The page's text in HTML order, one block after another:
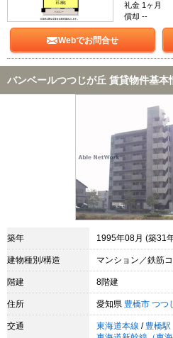
礼金 1ヶ月
償却 --
Webでお問合せ
バンベールつつじが丘 賃貸物件基本
築年 1995年08月 (築31
建物種別/構造 マンション／鉄筋
階建 8階建
住所 愛知県 豊橋市 つつ
交通 東海道本線 / 豊橋駅